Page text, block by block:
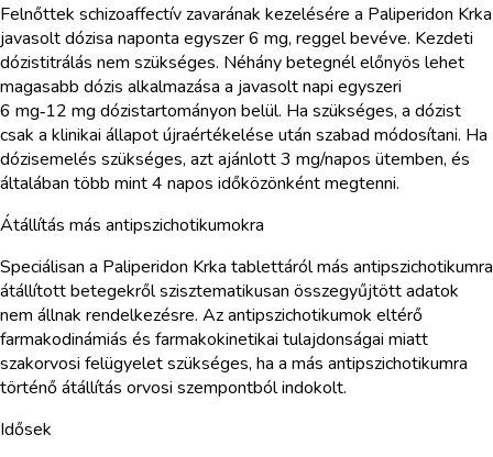
Felnőttek schizoaffectív zavarának kezelésére a Paliperidon Krka
javasolt dózisa naponta egyszer 6 mg, reggel bevéve. Kezdeti
dózistitrálás nem szükséges. Néhány betegnél előnyös lehet
magasabb dózis alkalmazása a javasolt napi egyszeri
6 mg‑12 mg dózistartományon belül. Ha szükséges, a dózist
csak a klinikai állapot újraértékelése után szabad módosítani. Ha
dózisemelés szükséges, azt ajánlott 3 mg/napos ütemben, és
általában több mint 4 napos időközönként megtenni.
Átállítás más antipszichotikumokra
Speciálisan a Paliperidon Krka tablettáról más antipszichotikumra
átállított betegekről szisztematikusan összegyűjtött adatok
nem állnak rendelkezésre. Az antipszichotikumok eltérő
farmakodinámiás és farmakokinetikai tulajdonságai miatt
szakorvosi felügyelet szükséges, ha a más antipszichotikumra
történő átállítás orvosi szempontból indokolt.
Idősek